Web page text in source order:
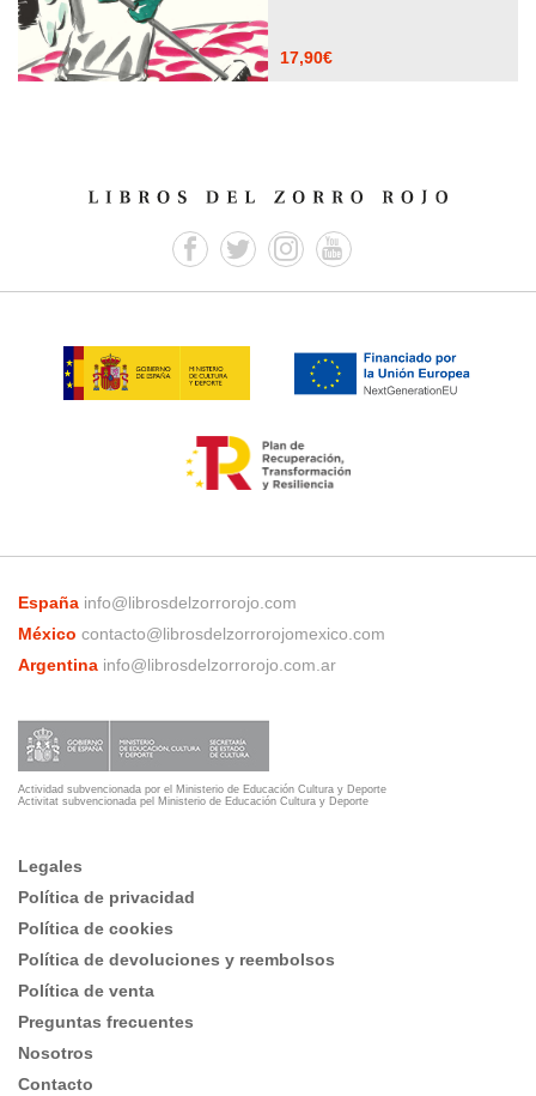
17,90€
España info@librosdelzorrorojo.com
México contacto@librosdelzorrorojomexico.com
Argentina info@librosdelzorrorojo.com.ar
Actividad subvencionada por el Ministerio de Educación Cultura y Deporte
Activitat subvencionada pel Ministerio de Educación Cultura y Deporte
Legales
Política de privacidad
Política de cookies
Política de devoluciones y reembolsos
Política de venta
Preguntas frecuentes
Nosotros
Contacto